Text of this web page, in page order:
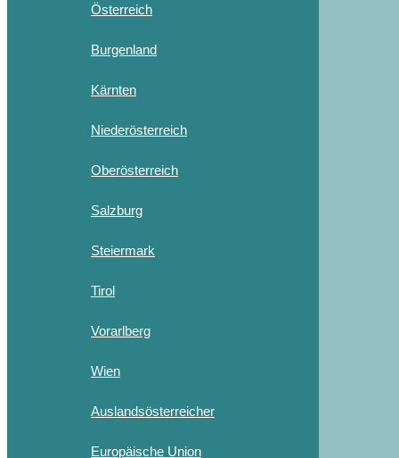
Österreich
Burgenland
Kärnten
Niederösterreich
Oberösterreich
Salzburg
Steiermark
Tirol
Vorarlberg
Wien
Auslandsösterreicher
Europäische Union